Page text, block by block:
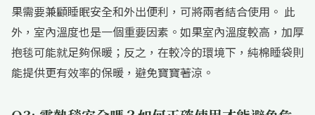
果需要兼顧睡眠安全和外出便利，可將兩者結合使用。 此
外，室內溫度也是一個重要因素。如果室內溫度較高，加厚
抱毯可能就足夠保暖；反之，在較冷的環境下，純棉睡袋則
能提供更有效率的保暖，避免寶寶著涼。